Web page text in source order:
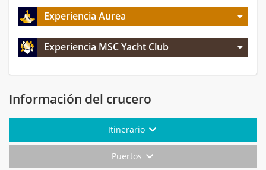
Experiencia Aurea
Experiencia MSC Yacht Club
Información del crucero
Itinerario
Puertos